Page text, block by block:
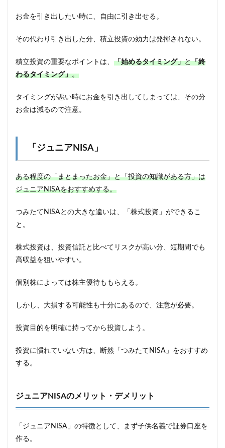
お金を引き出したい時に、自由に引き出せる。
その代わり引き出した分、積立投資の効力は発揮されない。
積立投資の重要なポイントは、 「始めるタイミング」と「終
わるタイミング」。
タイミングが悪い時にお金を引き出してしまっては、その分
お金は減るので注意。
「ジュニアNISA」
ある程度の「まとまったお金」と「投資の知識がある方」は
ジュニアNISAをおすすめする。
つみたてNISAとの大きな違いは、「株式投資」ができるこ
と。
株式投資は、投資信託と比べてリスクが高い分、短期間でも
高収益を狙いやすい。
個別株によっては株主優待ももらえる。
しかし、大損する可能性も十分にあるので、注意が必要。
投資目的を明確に持ってから投資しよう。
投資に慣れていない方は、断然「つみたてNISA」をおすすめ
する。
ジュニアNISAのメリット・デメリット
「ジュニアNISA」の特徴として、まず子供名義で証券口座を
作る。